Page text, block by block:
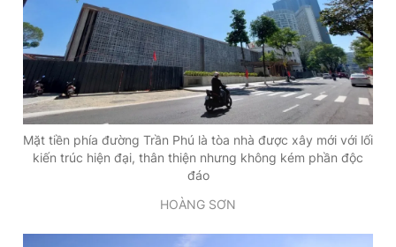
Mặt tiền phía đường Trần Phú là tòa nhà được xây mới với lối
kiến trúc hiện đại, thân thiện nhưng không kém phần độc
đáo
HOÀNG SƠN